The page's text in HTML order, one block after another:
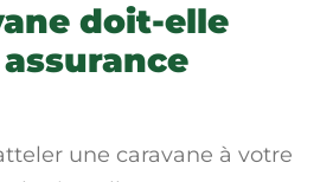
doit-elle
une caravane à votre